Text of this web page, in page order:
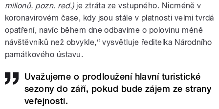
milionů, pozn. red.) je ztráta ze vstupného. Nicméně v
koronavirovém čase, kdy jsou stále v platnosti velmi tvrdá
opatření, navíc během dne odbavíme o polovinu méně
návštěvníků než obvykle,“ vysvětluje ředitelka Národního
památkového ústavu.
Uvažujeme o prodloužení hlavní turistické
sezony do září, pokud bude zájem ze strany
veřejnosti.